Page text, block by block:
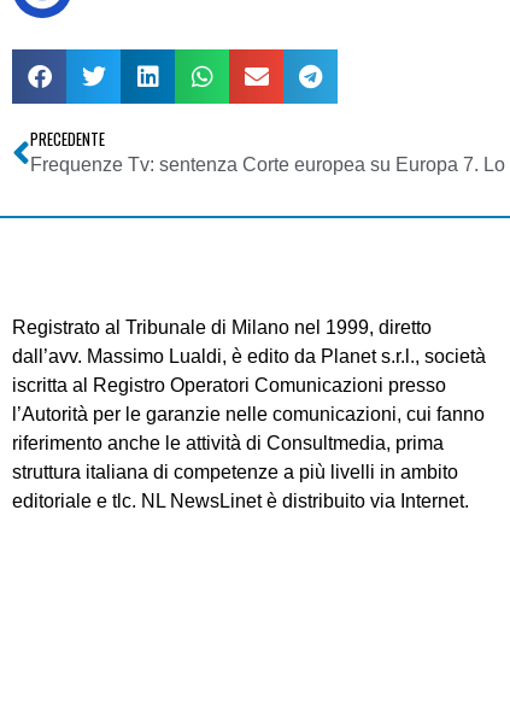
PRECEDENTE
Registrato al Tribunale di Milano nel 1999, diretto
dall’avv. Massimo Lualdi, è edito da Planet s.r.l., società
iscritta al Registro Operatori Comunicazioni presso
l’Autorità per le garanzie nelle comunicazioni, cui fanno
riferimento anche le attività di Consultmedia, prima
struttura italiana di competenze a più livelli in ambito
editoriale e tlc. NL NewsLinet è distribuito via Internet.